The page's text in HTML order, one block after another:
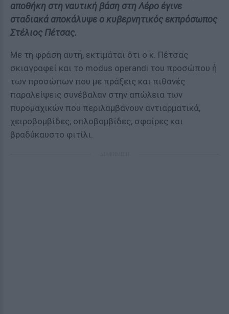
αποθήκη στη ναυτική βάση στη Λέρο έγινε
σταδιακά αποκάλυψε ο κυβερνητικός εκπρόσωπος
Στέλιος Πέτσας.
Με τη φράση αυτή, εκτιμάται ότι ο κ. Πέτσας
σκιαγραφεί και το modus operandi του προσώπου ή
των προσώπων που με πράξεις και πιθανές
παραλείψεις συνέβαλαν στην απώλεια των
πυρομαχικών που περιλαμβάνουν αντιαρματικά,
χειροβομβίδες, οπλοβομβίδες, σφαίρες και
βραδύκαυστο φιτίλι.